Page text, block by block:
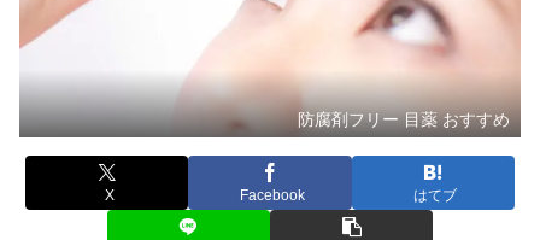
防腐剤フリー 目薬 おすすめ
X Facebook はてブ